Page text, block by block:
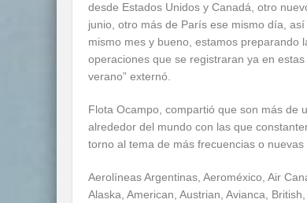
desde Estados Unidos y Canadá, otro
junio, otro más de París ese mismo día,
mismo mes y bueno, estamos preparando
operaciones que se registraran ya en
verano” externó.
Flota Ocampo, compartió que son más de
alrededor del mundo con las que
torno al tema de más frecuencias o
Aerolíneas Argentinas, Aeroméxico, Air
Alaska, American, Austrian, Avianca,